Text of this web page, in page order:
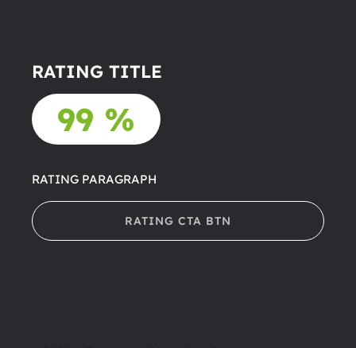
RATING TITLE
99 %
RATING PARAGRAPH
RATING CTA BTN